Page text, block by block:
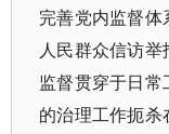
完善党内监督
人民群众信访
监督贯穿于日
的治理工作扼